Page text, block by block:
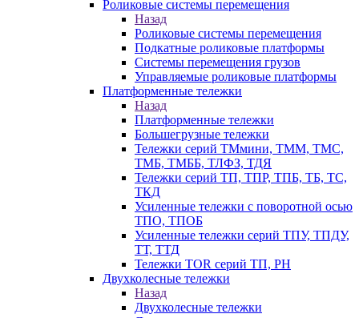
Роликовые системы перемещения
Назад
Роликовые системы перемещения
Подкатные роликовые платформы
Системы перемещения грузов
Управляемые роликовые платформы
Платформенные тележки
Назад
Платформенные тележки
Большегрузные тележки
Тележки серий ТМмини, ТММ, ТМС,
ТМБ, ТМББ, ТЛФЗ, ТДЯ
Тележки серий ТП, ТПР, ТПБ, ТБ, ТС,
ТКД
Усиленные тележки с поворотной осью
ТПО, ТПОБ
Усиленные тележки серий ТПУ, ТПДУ,
ТТ, ТТД
Тележки TOR серий ТП, PH
Двухколесные тележки
Назад
Двухколесные тележки